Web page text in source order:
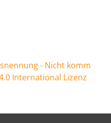
- Nicht komm
International Lizenz